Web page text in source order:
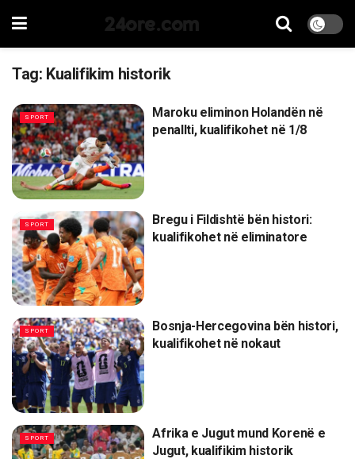
24ore.com
Tag: Kualifikim historik
SPORT
Maroku eliminon Holandën në
penallti, kualifikohet në 1/8
SPORT
Bregu i Fildishtë bën histori:
kualifikohet në eliminatore
SPORT
Bosnja-Hercegovina bën histori,
kualifikohet në nokaut
SPORT
Afrika e Jugut mund Korenë e
Jugut, kualifikim historik